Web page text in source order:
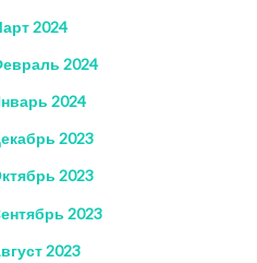
2024
2024
2024
2023
2023
2023
2023